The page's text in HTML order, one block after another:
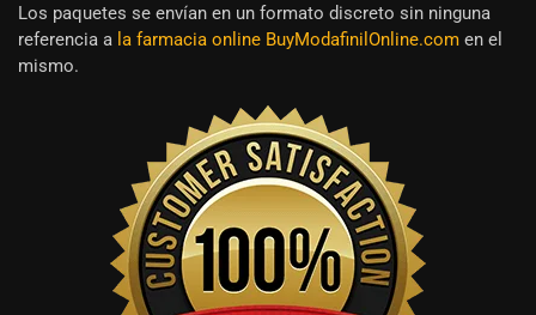
Los paquetes se envían en un formato discreto sin ninguna
referencia a la farmacia online BuyModafinilOnline.com en el
mismo.